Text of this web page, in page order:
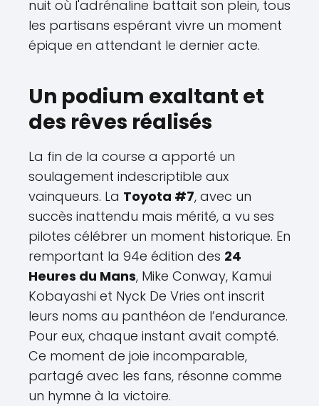
nuit où l'adrénaline battait son plein, tous
les partisans espérant vivre un moment
épique en attendant le dernier acte.
Un podium exaltant et
des rêves réalisés
La fin de la course a apporté un
soulagement indescriptible aux
vainqueurs. La Toyota #7, avec un
succès inattendu mais mérité, a vu ses
pilotes célébrer un moment historique. En
remportant la 94e édition des 24
Heures du Mans, Mike Conway, Kamui
Kobayashi et Nyck De Vries ont inscrit
leurs noms au panthéon de l’endurance.
Pour eux, chaque instant avait compté.
Ce moment de joie incomparable,
partagé avec les fans, résonne comme
un hymne à la victoire.